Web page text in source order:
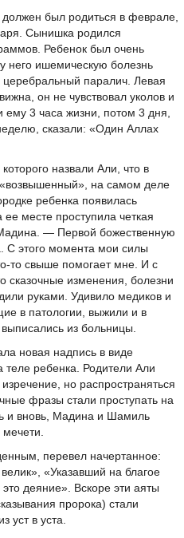
был родиться в феврале,
Сынишка родился
Ребенок был очень
него ишемическую болезнь
церебральный паралич. Левая
он не чувствовал уколов и
ему 3 часа жизни, потом 3 дня,
сказали: «Один Аллах
назвали Али, что в
«возвышенный», на самом деле
ребенка появилась
месте проступила четкая
— Первой божественную
С этого момента мои силы
то свыше помогает мне. И с
сказочные изменения, болезни
руками. Удивило медиков и
в патологии, выжили и в
из больницы.
новая надпись в виде
теле ребенка. Родители Али
но распространяться
фразы стали проступать на
и вновь, Мадина и Шамиль
мечети.
перевел начертанное:
«Указавший на благое
деяние». Вскоре эти аяты
пророка) стали
уст в уста.